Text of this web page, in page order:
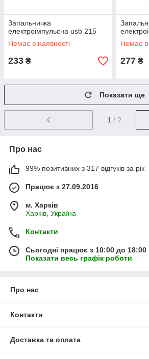
Запальничка
електроімпульсна usb 215
Немає в наявності
233 ₴
Немає в
277 ₴
Показати ще
1 / 2
Про нас
99% позитивних з 317 відгуків за рік
Працює з 27.09.2016
м. Харків
Харків, Україна
Контакти
Сьогодні працює з 10:00 до 18:00
Показати весь графік роботи
Про нас
Контакти
Доставка та оплата